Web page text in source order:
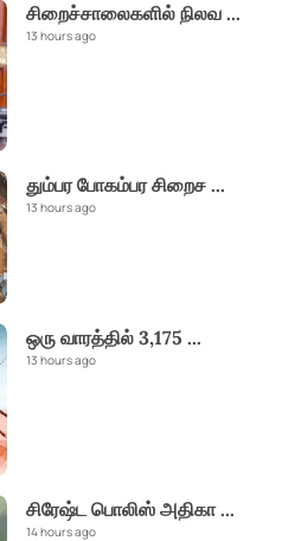
சிறைச்சாலைகளில் நிலவ ...
13 hours ago
தும்பர போகம்பர சிறைச ...
13 hours ago
ஒரு வாரத்தில் 3,175 ...
13 hours ago
சிரேஷ்ட பொலிஸ் அதிகா...
14 hours ago